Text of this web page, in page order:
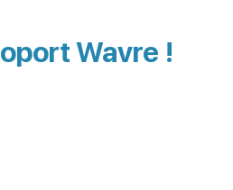
Wavre !